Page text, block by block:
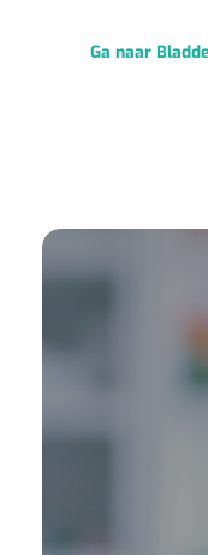
Ga naar